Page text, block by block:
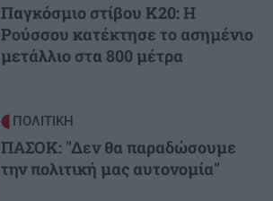
Παγκόσμιο στίβου Κ20: Η
Ρούσσου κατέκτησε το ασημένιο
μετάλλιο στα 800 μέτρα
ΠΟΛΙΤΙΚΗ
ΠΑΣΟΚ: "Δεν θα παραδώσουμε
την πολιτική μας αυτονομία"